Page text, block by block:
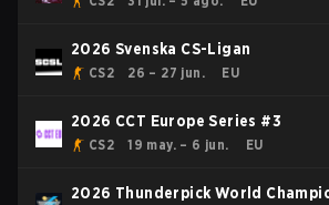
2026 Svenska CS-Ligan
CS2 26 – 27 jun. EU
2026 CCT Europe Series #3
CS2 19 may. – 6 jun. EU
2026 Thunderpick World